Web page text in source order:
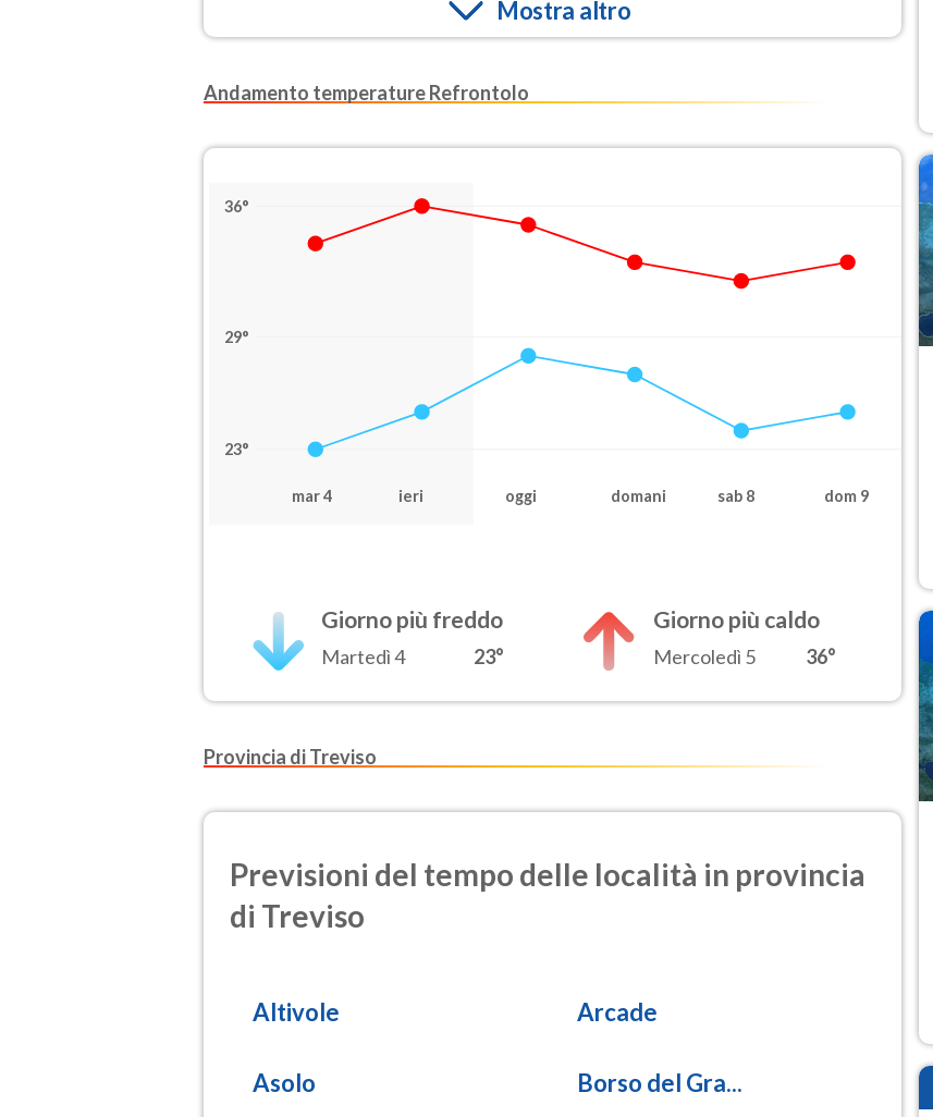
Mostra altro
Andamento temperature Refrontolo
36°
29°
23°
mar 4 ieri oggi domani sab 8 dom 9
Giorno più freddo
Martedì 4 23°
Giorno più caldo
Mercoledì 5 36°
Provincia di Treviso
Previsioni del tempo delle località in provincia
di Treviso
Altivole Arcade
Asolo Borso del Gra...